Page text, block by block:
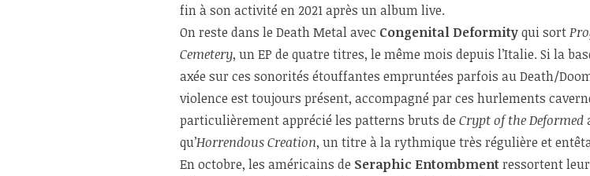
fin à son activité en 2021 après un album live.
On reste dans le Death Metal avec Congenital Deformityqui sort
Cemetery, un EP de quatre titres, le même mois depuis l’Italie. Si la
axée sur ces sonorités étouffantes empruntées parfois au Death/
violence est toujours présent, accompagné par ces hurlements
particulièrement apprécié les patterns bruts de Crypt of the Deformed
qu’Horrendous Creation, un titre à la rythmique très régulière et
En octobre, les américains de Seraphic Entombmentressortent